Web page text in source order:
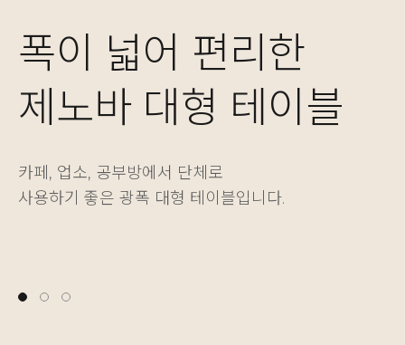
폭이 넓어 편리한
제노바 대형 테이블
카페, 업소, 공부방에서 단체로
사용하기 좋은 광폭 대형 테이블입니다.
실용적인 수납 설계,
제노바 책장겸 수납장
보기에도 좋고 실용성도 놓치지 않은 제노바 책장은
다양한 물건을 깔끔하게 정리하는 재미를 더해줍니다.
자유로운 높이 조절
NEW! 싱글/듀얼 모
베이직한 2가지 컬러와 5가지 사이즈의 모션데스크는
나에게 딱 맞는 높이를 자유롭게 설정할 수 있습니다.
폭이 넓어 편리한
제노바 대형 테이블
카페, 업소, 공부방에서 단체로
사용하기 좋은 광폭 대형 테이블입니다.